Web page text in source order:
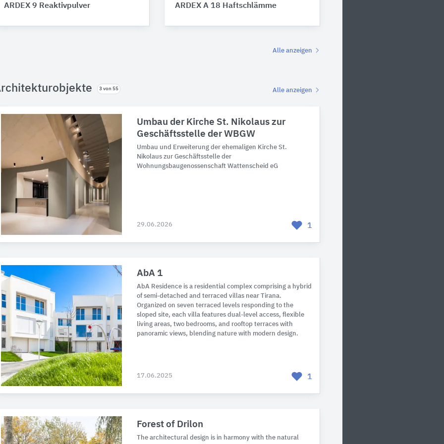
ARDEX 9 Reaktivpulver ARDEX A 18 Haftschlämme
Alle anzeigen
3 von 55 Alle anzeigen
Umbau der Kirche St. Nikolaus zur
Geschäftsstelle der WBGW
Umbau und Erweiterung der ehemaligen Kirche St.
Nikolaus zur Geschäftsstelle der
Wohnungsbaugenossenschaft Wattenscheid eG
29.06.2026 1
AbA 1
AbA Residence is a residential complex comprising a hybrid
of semi-detached and terraced villas near Tirana.
Organized on seven terraced levels responding to the
sloped site, each villa features dual-level access, flexible
living areas, two bedrooms, and rooftop terraces with
panoramic views, blending nature with modern design.
17.06.2025 1
Forest of Drilon
The architectural design is in harmony with the natural